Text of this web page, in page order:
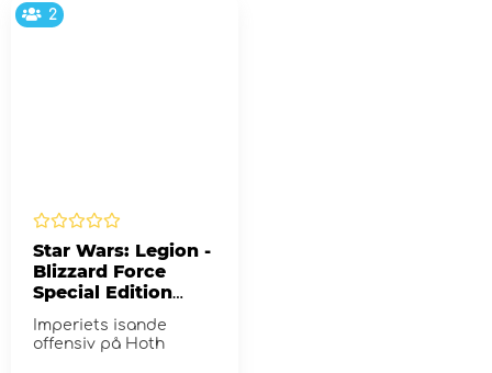
2
Star Wars: Legion -
Blizzard Force
Special Edition
Army Box (Exp.)
Imperiets isande
offensiv på Hoth